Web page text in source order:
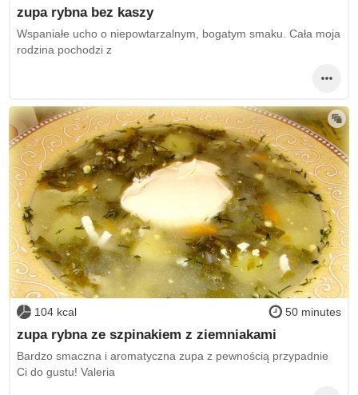
zupa rybna bez kaszy
Wspaniałe ucho o niepowtarzalnym, bogatym smaku. Cała moja
rodzina pochodzi z
104 kcal 50 minutes
zupa rybna ze szpinakiem z ziemniakami
Bardzo smaczna i aromatyczna zupa z pewnością przypadnie
Ci do gustu! Valeria